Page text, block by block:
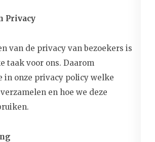
Privacy
van de privacy van bezoekers is
taak voor ons. Daarom
in onze privacy policy welke
en hoe we deze